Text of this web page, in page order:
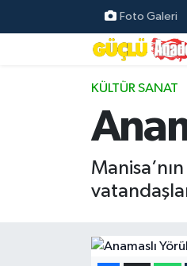
Foto Galeri
KÜLTÜR SANAT
Özel Haber
Resmi İlanlar